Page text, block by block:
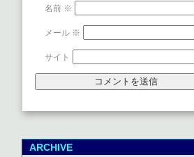
名前 ※
メール ※
サイト
ARCHIVE